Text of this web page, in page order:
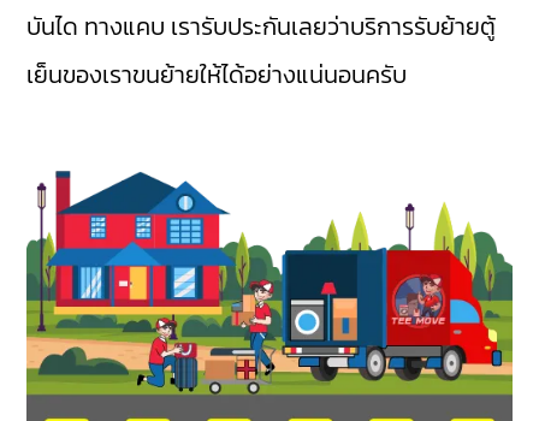
บันได ทางแคบ เรารับประกันเลยว่าบริการรับย้ายตู้
เย็นของเราขนย้ายให้ได้อย่างแน่นอนครับ